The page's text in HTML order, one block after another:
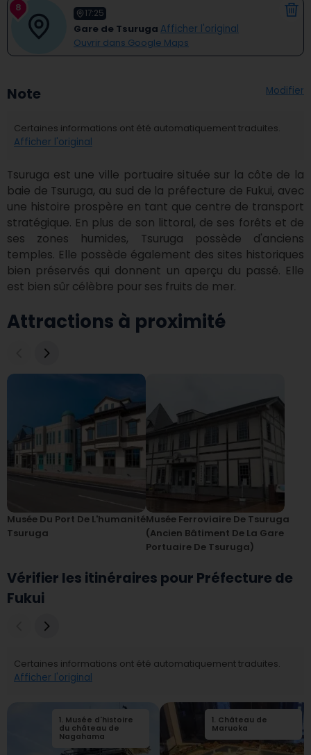
8 17:25
Gare de Tsuruga Afficher l'original
Ouvrir dans Google Maps
Note Modifier
Certaines informations ont été automatiquement traduites.
Afficher l'original
Tsuruga est une ville portuaire située sur la côte de la
baie de Tsuruga, au sud de la préfecture de Fukui, avec
une histoire prospère en tant que centre de transport
stratégique. En plus de son littoral, de ses forêts et de
ses zones humides, Tsuruga possède d'anciens
temples. Elle possède également des sites historiques
bien préservés qui donnent un aperçu du passé. Elle
est bien sûr célèbre pour ses fruits de mer.
Attractions à proximité
Musée Du Port De L'humanité
Tsuruga
Musée Ferroviaire De Tsuruga
(ancien Bâtiment De La Gare
Portuaire De Tsuruga)
Vérifier les itinéraires pour Préfecture de
Fukui
Certaines informations ont été automatiquement traduites.
Afficher l'original
1. Musée d'histoire
du château de
Nagahama
2 Place du chemin
de fer de
1. Château de
Maruoka